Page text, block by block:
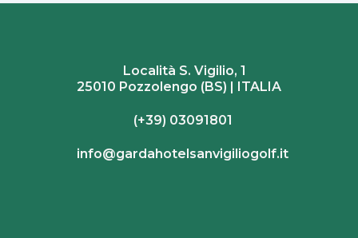
Località S. Vigilio, 1
25010 Pozzolengo (BS) | ITALIA
(+39) 03091801
info@gardahotelsanvigiliogolf.it